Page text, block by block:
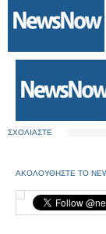
ΣΧΟΛΙΑΣΤΕ
ΑΚΟΛΟΥΘΗΣΤΕ ΤΟ